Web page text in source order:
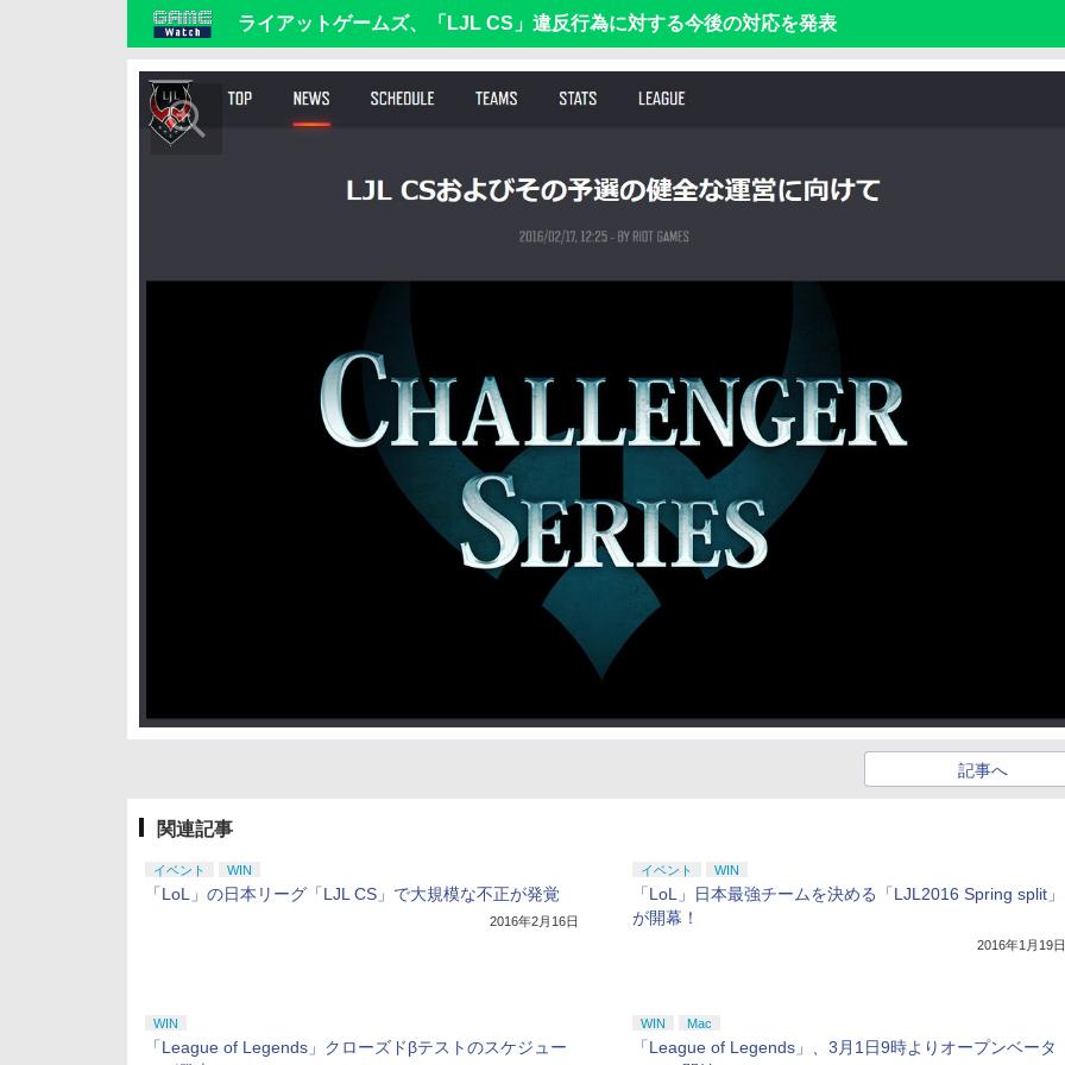
ライアットゲームズ、「LJL CS」違反行為に対する今後の対応を発表
記事へ
関連記事
イベント WIN
「LoL」の日本リーグ「LJL CS」で大規模な不正が発覚
2016年2月16日
イベント WIN
「LoL」日本最強チームを決める「LJL2016 Spring split」
が開幕！
2016年1月19日
WIN
「League of Legends」クローズドβテストのスケジュー
WIN Mac
「League of Legends」、3月1日9時よりオープンベータ